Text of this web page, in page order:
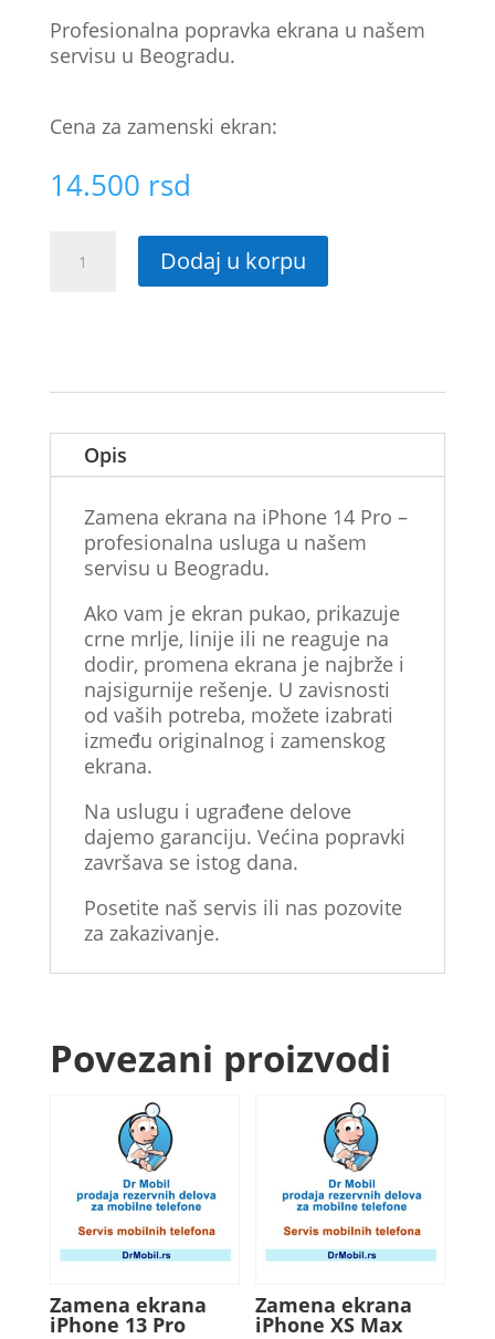
Profesionalna popravka ekrana u našem
servisu u Beogradu.
Cena za zamenski ekran:
14.500 rsd
ekrana
Dodaj u korpu
Opis
Zamena ekrana na iPhone 14 Pro –
profesionalna usluga u našem
servisu u Beogradu.
Ako vam je ekran pukao, prikazuje
crne mrlje, linije ili ne reaguje na
dodir, promena ekrana je najbrže i
najsigurnije rešenje. U zavisnosti
od vaših potreba, možete izabrati
između originalnog i zamenskog
ekrana.
Na uslugu i ugrađene delove
dajemo garanciju. Većina popravki
završava se istog dana.
Posetite naš servis ili nas pozovite
za zakazivanje.
Povezani proizvodi
Zamena ekrana
iPhone 13 Pro
Zamena ekrana
iPhone XS Max